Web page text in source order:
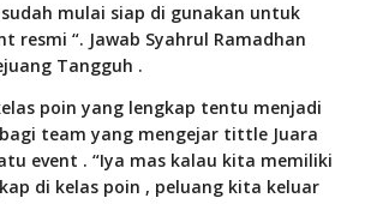
mulai siap di gunakan untuk
resmi “. Jawab Syahrul Ramadhan
Tangguh .
poin yang lengkap tentu menjadi
team yang mengejar tittle Juara
event . “Iya mas kalau kita memiliki
di kelas poin , peluang kita keluar